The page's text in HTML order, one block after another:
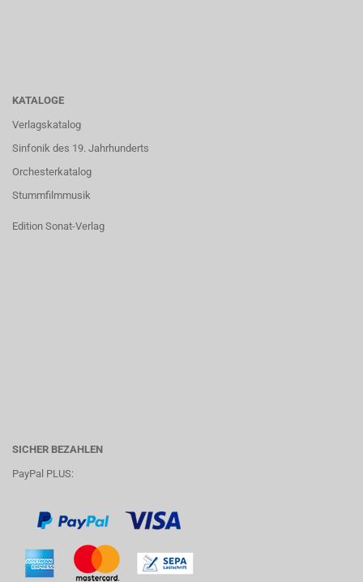
KATALOGE
Verlagskatalog
Sinfonik des 19. Jahrhunderts
Orchesterkatalog
Stummfilmmusik
Edition Sonat-Verlag
SICHER BEZAHLEN
PayPal PLUS: